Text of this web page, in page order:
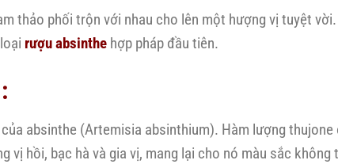
thảo phối trộn với nhau cho lên một hượng vị tuyệt
rượu absinthe hợp pháp đầu tiên.
absinthe (Artemisia absinthium). Hàm lượng
vị hồi, bạc hà và gia vị, mang lại cho nó màu sắc